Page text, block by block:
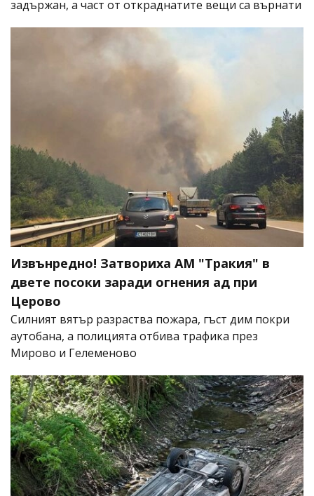
задържан, а част от откраднатите вещи са върнати
Извънредно! Затвориха АМ "Тракия" в
двете посоки заради огнения ад при
Церово
Силният вятър разраства пожара, гъст дим покри
аутобана, а полицията отбива трафика през
Мирово и Гелеменово